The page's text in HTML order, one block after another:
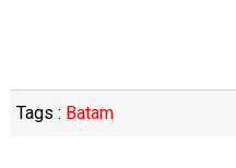
Tags : Batam